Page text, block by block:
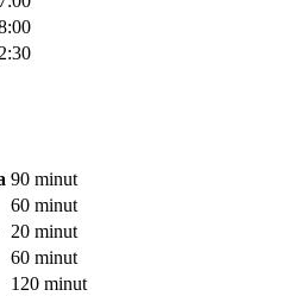
90 minut
60 minut
20 minut
60 minut
120 minut